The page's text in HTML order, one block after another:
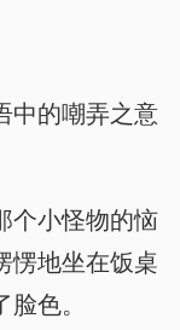
中的嘲弄之意
个小怪物的恼
愣地坐在饭桌
色。